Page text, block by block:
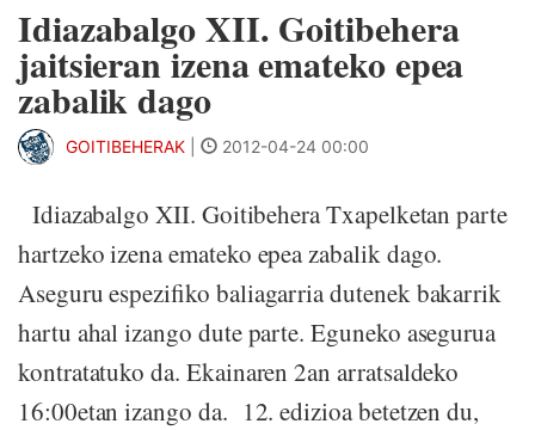
Idiazabalgo XII. Goitibehera
jaitsieran izena emateko epea
zabalik dago
GOITIBEHERAK 2012-04-24 00:00
Idiazabalgo XII. Goitibehera Txapelketan parte
hartzeko izena emateko epea zabalik dago.
Aseguru espezifiko baliagarria dutenek bakarrik
hartu ahal izango dute parte. Eguneko asegurua
kontratatuko da. Ekainaren 2an arratsaldeko
16:00etan izango da. 12. edizioa betetzen du,